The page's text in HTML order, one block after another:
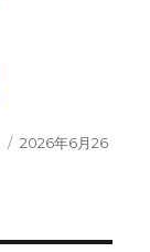
投
2026年6月26